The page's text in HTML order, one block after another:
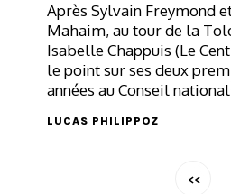
Après Sylvain Freymond
Mahaim, au tour de la
Isabelle Chappuis (Le
le point sur ses deux
années au Conseil
LUCAS PHILIPPOZ
<<